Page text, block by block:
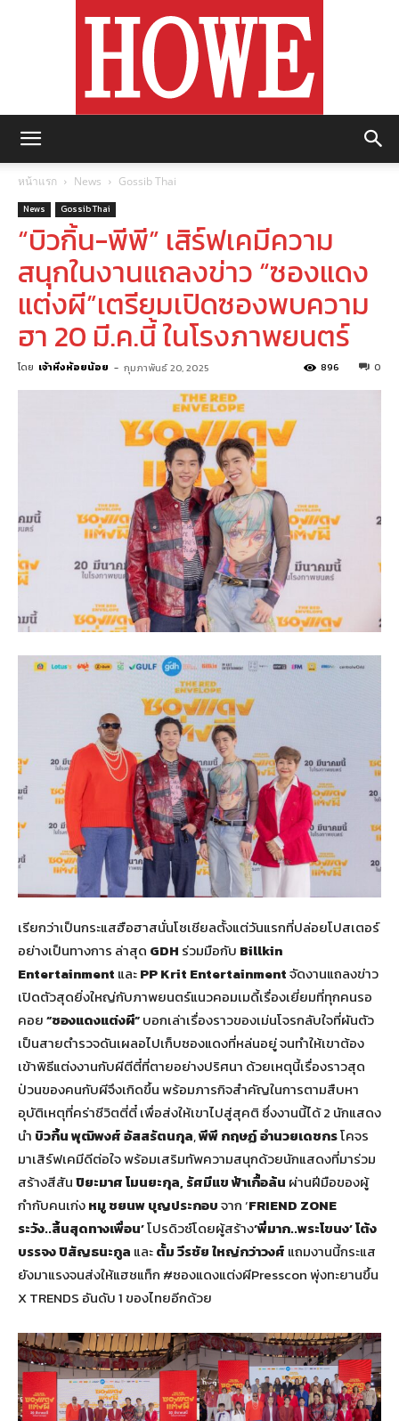
หน้าแรก News Gossib Thai
News Gossib Thai
“บิวกิ้น-พีพี” เสิร์ฟเคมีความ
สนุกในงานแถลงข่าว “ซองแดง
แต่งผี”เตรียมเปิดซองพบความ
ฮา 20 มี.ค.นี้ ในโรงภาพยนตร์
โดย เจ้าหิ่งห้อยน้อย - กุมภาพันธ์ 20, 2025 0
896
เรียกว่าเป็นกระแสฮือฮาสนั่นโซเชียลตั้งแต่วันแรกที่ปล่อยโปสเตอร์
อย่างเป็นทางการ ล่าสุด GDH ร่วมมือกับ Billkin
Entertainment และPP Krit Entertainmentจัดงานแถลงข่าว
เปิดตัวสุดยิ่งใหญ่กับภาพยนตร์แนวคอมเมดี้เรื่องเยี่ยมที่ทุกคนรอ
คอย“ซองแดงแต่งผี”บอกเล่าเรื่องราวของเม่นโจรกลับใจที่ผันตัว
เป็นสายตำรวจดันเผลอไปเก็บซองแดงที่หล่นอยู่ จนทำให้เขาต้อง
เข้าพิธีแต่งงานกับผีตีตี๋ที่ตายอย่างปริศนา ด้วยเหตุนี้เรื่องราวสุด
ป่วนของคนกับผีจึงเกิดขึ้น พร้อมภารกิจสำคัญในการตามสืบหา
อุบัติเหตุที่คร่าชีวิตตี่ตี๋ เพื่อส่งให้เขาไปสู่สุคติ ซึ่งงานนี้ได้ 2 นักแสดง
นำ บิวกิ้น พุฒิพงศ์ อัสสรัตนกุล,พีพี กฤษฏ์ อำนวยเดชกรโคจร
มาเสิร์ฟเคมีดีต่อใจ พร้อมเสริมทัพความสนุกด้วยนักแสดงที่มาร่วม
สร้างสีสันปิยะมาศ โมนยะกุล, รัศมีแข ฟ้าเกื้อล้น ผ่านฝีมือของผู้
กำกับคนเก่งหมู ชยนพ บุญประกอบจาก ‘FRIEND ZONE
ระวัง..สิ้นสุดทางเพื่อน’โปรดิวซ์โดยผู้สร้าง‘พี่มาก..พระโขนง’โต้ง
บรรจง ปิสัญธนะกูล และตั้ม วีรชัย ใหญ่กว่าวงศ์ แถมงานนี้กระแส
ยังมาแรงจนส่งให้แฮชแท็ก #ซองแดงแต่งผีPresscon พุ่งทะยานขึ้น
X TRENDS อันดับ 1 ของไทยอีกด้วย